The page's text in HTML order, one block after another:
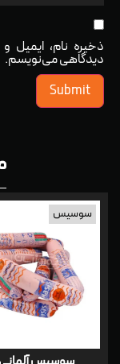
ذخیره نام، ایمیل
دیدگاهی می‌نویسم.
سوسیس